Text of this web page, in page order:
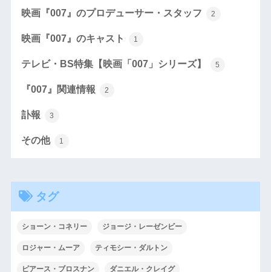
映画『007』のプロデューサー・スタッフ 2
映画『007』のキャスト 1
テレビ・BS特集【映画「007」シリーズ】 5
『007』関連情報 2
訃報 3
その他 1
タグ
ショーン・コネリー ジョージ・レーゼンビー
ロジャー・ムーア ティモシー・ダルトン
ピアース・ブロスナン ダニエル・クレイグ